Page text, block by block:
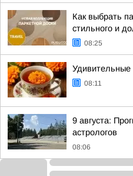
Как выбрать
стильного и
08:25
Удивительные
08:11
9 августа:
астрологов
08:06